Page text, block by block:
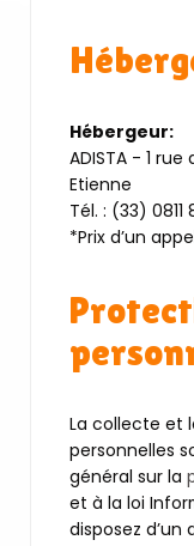
Hébergeur:
ADISTA - 1
Etienne
Tél. : (33) 0811
*Prix d’un
La collecte et
personnelles
général sur la
et à la loi
disposez